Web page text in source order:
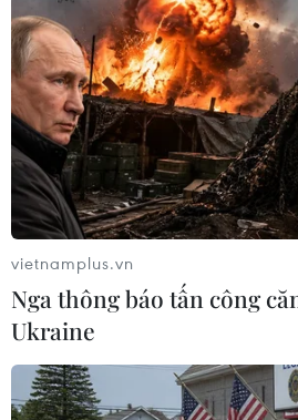
#Người Hồi giáo
#Lễ hội hành
#Ném đá vào quỹ dữ
#Saudi
#Thánh địa Mecca
Arập Xêút
Theo dõi VietnamPlus
vietnamplus.vn
Nga thông báo tấn công
Ukraine